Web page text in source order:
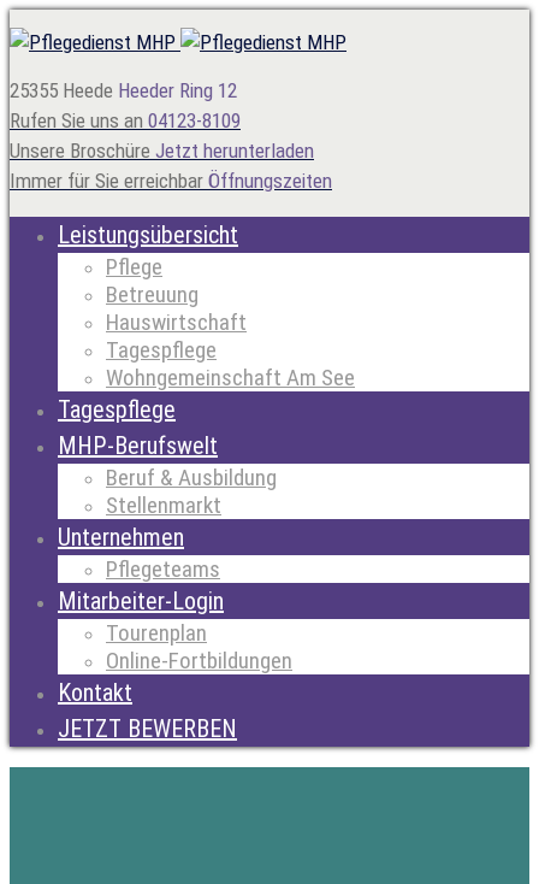
25355 Heede Heeder Ring 12
Rufen Sie uns an 04123-8109
Unsere Broschüre Jetzt herunterladen
Immer für Sie erreichbar Öffnungszeiten
Leistungsübersicht
Pflege
Betreuung
Hauswirtschaft
Tagespflege
Wohngemeinschaft Am See
Tagespflege
MHP-Berufswelt
Beruf & Ausbildung
Stellenmarkt
Unternehmen
Pflegeteams
Mitarbeiter-Login
Tourenplan
Online-Fortbildungen
Kontakt
JETZT BEWERBEN